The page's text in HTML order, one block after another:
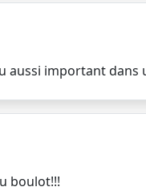
important dans
boulot!!!